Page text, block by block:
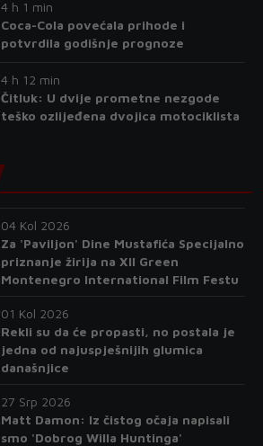
4 h 1 min
Coca-Cola povećala prihode i
potvrdila godišnje prognoze
4 h 12 min
Čitluk: U dvije prometne nezgode
teško ozlijeđena dvojica motociklista
04 Kol 2026
Za 'Paviljon' Dine Mustafića Specijalno
priznanje žirija na XII Green
Montenegro International Film Festu
01 Kol 2026
Rekli su da će propasti, no postala je
jedna od najuspješnijih glumica
današnjice
27 Srp 2026
Matt Damon: Iz čistog očaja napisali
smo 'Dobrog Willa Huntinga'